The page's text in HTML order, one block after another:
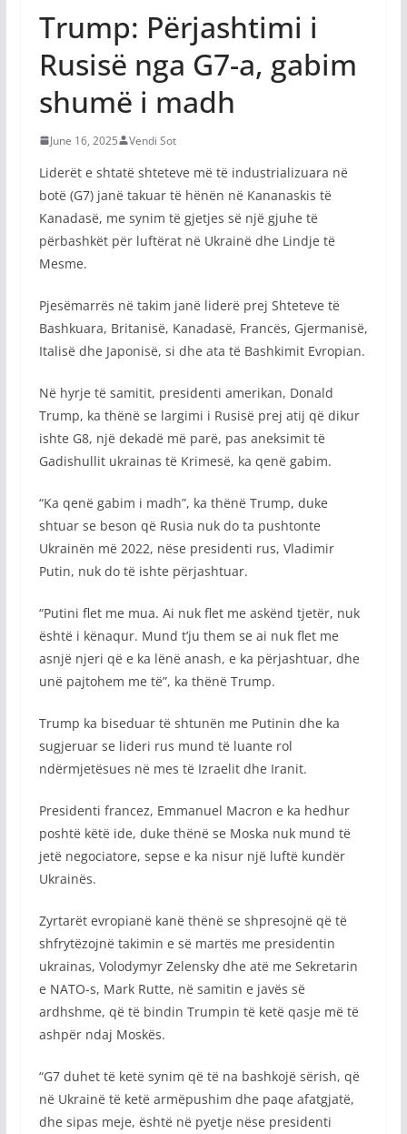
Trump: Përjashtimi i
Rusisë nga G7-a, gabim
shumë i madh
June 16, 2025 Vendi Sot
Liderët e shtatë shteteve më të industrializuara në
botë (G7) janë takuar të hënën në Kananaskis të
Kanadasë, me synim të gjetjes së një gjuhe të
përbashkët për luftërat në Ukrainë dhe Lindje të
Mesme.
Pjesëmarrës në takim janë liderë prej Shteteve të
Bashkuara, Britanisë, Kanadasë, Francës, Gjermanisë,
Italisë dhe Japonisë, si dhe ata të Bashkimit Evropian.
Në hyrje të samitit, presidenti amerikan, Donald
Trump, ka thënë se largimi i Rusisë prej atij që dikur
ishte G8, një dekadë më parë, pas aneksimit të
Gadishullit ukrainas të Krimesë, ka qenë gabim.
“Ka qenë gabim i madh”, ka thënë Trump, duke
shtuar se beson që Rusia nuk do ta pushtonte
Ukrainën më 2022, nëse presidenti rus, Vladimir
Putin, nuk do të ishte përjashtuar.
“Putini flet me mua. Ai nuk flet me askënd tjetër, nuk
është i kënaqur. Mund t’ju them se ai nuk flet me
asnjë njeri që e ka lënë anash, e ka përjashtuar, dhe
unë pajtohem me të”, ka thënë Trump.
Trump ka biseduar të shtunën me Putinin dhe ka
sugjeruar se lideri rus mund të luante rol
ndërmjetësues në mes të Izraelit dhe Iranit.
Presidenti francez, Emmanuel Macron e ka hedhur
poshtë këtë ide, duke thënë se Moska nuk mund të
jetë negociatore, sepse e ka nisur një luftë kundër
Ukrainës.
Zyrtarët evropianë kanë thënë se shpresojnë që të
shfrytëzojnë takimin e së martës me presidentin
ukrainas, Volodymyr Zelensky dhe atë me Sekretarin
e NATO-s, Mark Rutte, në samitin e javës së
ardhshme, që të bindin Trumpin të ketë qasje më të
ashpër ndaj Moskës.
“G7 duhet të ketë synim që të na bashkojë sërish, që
në Ukrainë të ketë armëpushim dhe paqe afatgjatë,
dhe sipas meje, është në pyetje nëse presidenti